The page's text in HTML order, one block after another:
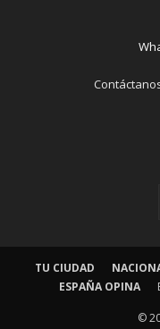
TU CIUDAD
ESPAÑA OPINA
©